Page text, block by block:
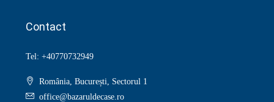
Contact
Tel: +40770732949
România, București, Sectorul 1
office@bazaruldecase.ro